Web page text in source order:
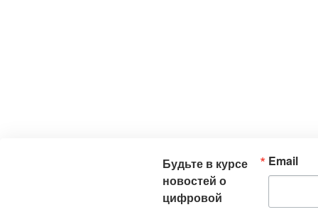
Будьте в курсе
новостей о
цифровой
Email